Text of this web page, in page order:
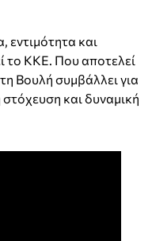
εντιμότητα και
το ΚΚΕ. Που αποτελεί
Βουλή συμβάλλει για
και δυναμική